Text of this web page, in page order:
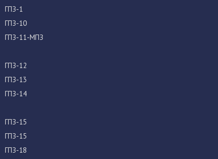
ГПЗ-1
ГПЗ-10
ГПЗ-11-МПЗ
ГПЗ-12
ГПЗ-13
ГПЗ-14
ГПЗ-15
ГПЗ-15
ГПЗ-18